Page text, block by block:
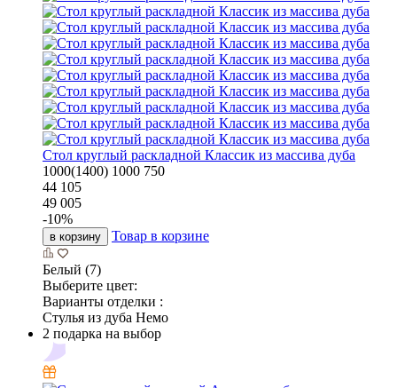
Стол круглый раскладной Классик из массива дуба
1000(1400) 1000 750
44 105
49 005
-10%
в корзину Товар в корзине
Белый (7)
Выберите цвет:
Варианты отделки :
Стулья из дуба Немо
2 подарка на выбор